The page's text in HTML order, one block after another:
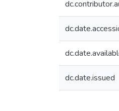
dc.date.issued